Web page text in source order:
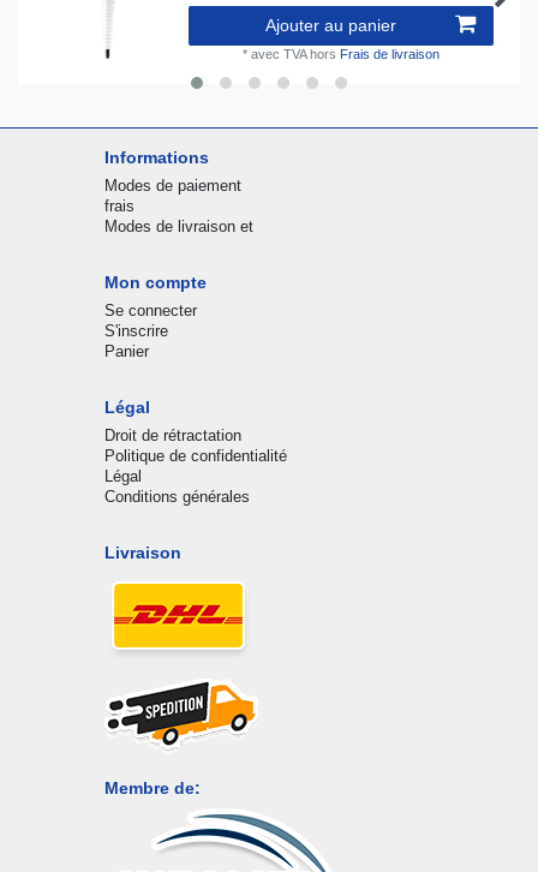
Ajouter au panier
* avec TVAhors Frais de livraison
Informations
Modes de paiement
frais
Modes de livraison et
Mon compte
Se connecter
S'inscrire
Panier
Légal
Droit de rétractation
Politique de confidentialité
Légal
Conditions générales
Livraison
Membre de: